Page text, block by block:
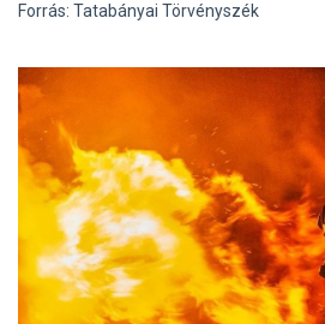
Forrás: Tatabányai Törvényszék